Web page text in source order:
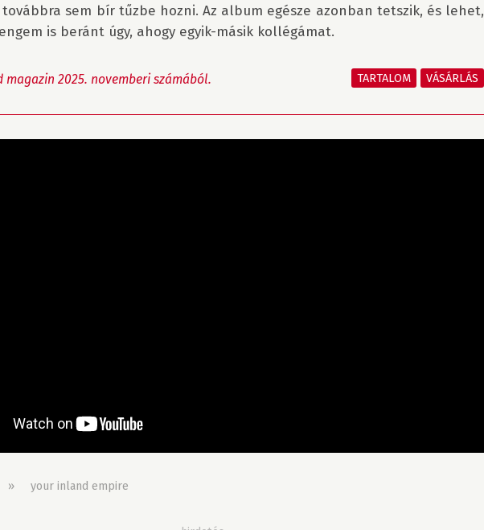
sem bír tűzbe hozni. Az album egésze azonban tetszik, és lehet,
is beránt úgy, ahogy egyik-másik kollégámat.
TARTALOM VÁSÁRLÁS
magazin 2025. novemberi számából.
» your inland empire